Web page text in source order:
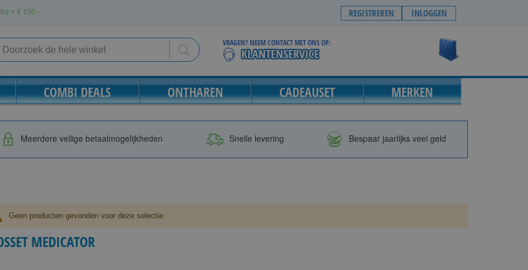
> €150,- REGISTREREN INLOGGEN
Search
VRAGEN? NEEM CONTACT MET ONS OP:
COMBI DEALS ONTHAREN CADEAUSET MERKEN
Meerdere veilige betaalmogelijkheden Snelle levering Bespaar jaarlijks veel geld
Geen producten gevonden voor deze selectie.
MEDICATOR